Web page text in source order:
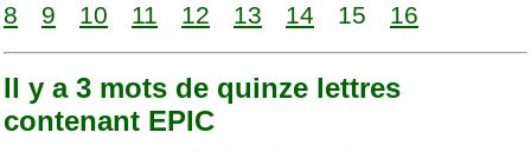
8
9 10 11 12 13 14 15 16
Il y a 3 mots de quinze lettres
contenant EPIC